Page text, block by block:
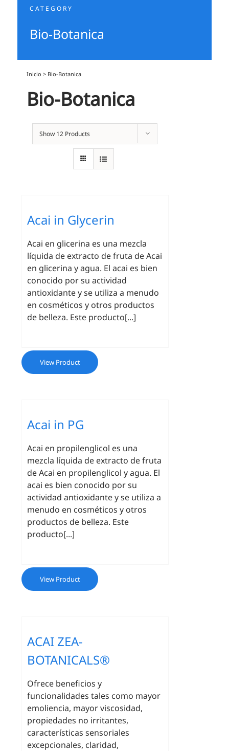
CATEGORY
Bio-Botanica
Inicio > Bio-Botanica
Bio-Botanica
Show 12 Products
Acai in Glycerin
Acai en glicerina es una mezcla
líquida de extracto de fruta de Acai
en glicerina y agua. El acai es bien
conocido por su actividad
antioxidante y se utiliza a menudo
en cosméticos y otros productos
de belleza. Este producto[...]
View Product
Acai in PG
Acai en propilenglicol es una
mezcla líquida de extracto de fruta
de Acai en propilenglicol y agua. El
acai es bien conocido por su
actividad antioxidante y se utiliza a
menudo en cosméticos y otros
productos de belleza. Este
producto[...]
View Product
ACAI ZEA-
BOTANICALS®
Ofrece beneficios y
funcionalidades tales como mayor
emoliencia, mayor viscosidad,
propiedades no irritantes,
características sensoriales
excepcionales, claridad,